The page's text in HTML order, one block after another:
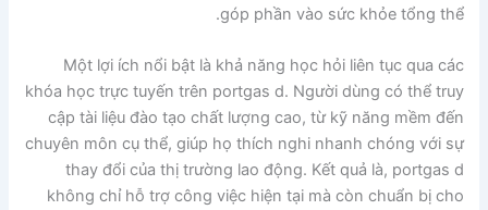
góp phần vào sức khỏe tổng thể.
Một lợi ích nổi bật là khả năng học hỏi liên tục qua các
khóa học trực tuyến trên portgas d. Người dùng có thể truy
cập tài liệu đào tạo chất lượng cao, từ kỹ năng mềm đến
chuyên môn cụ thể, giúp họ thích nghi nhanh chóng với sự
thay đổi của thị trường lao động. Kết quả là, portgas d
không chỉ hỗ trợ công việc hiện tại mà còn chuẩn bị cho